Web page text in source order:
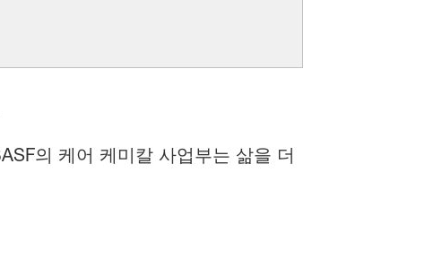
의 케어 케미칼 사업부는 삶을 더